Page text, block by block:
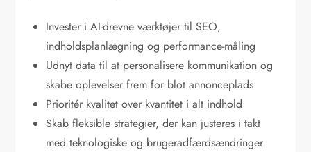
Invester i AI-drevne værktøjer til SEO,
indholdsplanlægning og performance-måling
Udnyt data til at personalisere kommunikation og
skabe oplevelser frem for blot annonceplads
Prioritér kvalitet over kvantitet i alt indhold
Skab fleksible strategier, der kan justeres i takt
med teknologiske og brugeradfærdsændringer